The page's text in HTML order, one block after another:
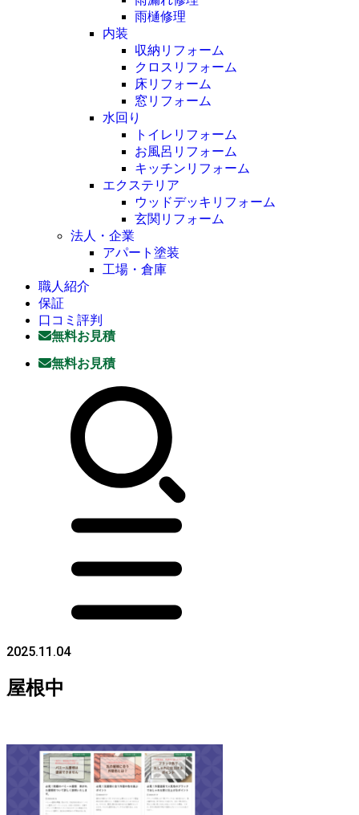
雨樋修理
内装
収納リフォーム
クロスリフォーム
床リフォーム
窓リフォーム
水回り
トイレリフォーム
お風呂リフォーム
キッチンリフォーム
エクステリア
ウッドデッキリフォーム
玄関リフォーム
法人・企業
アパート塗装
工場・倉庫
職人紹介
保証
口コミ評判
無料お見積
無料お見積
2025.11.04
屋根中